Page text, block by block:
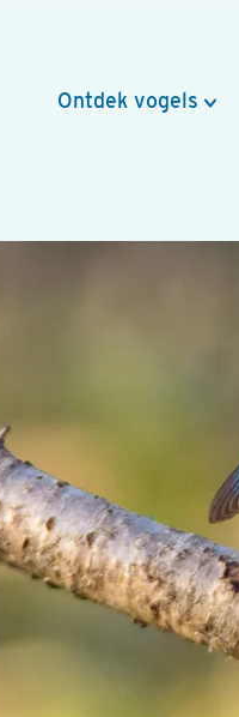
Ontdek vogels